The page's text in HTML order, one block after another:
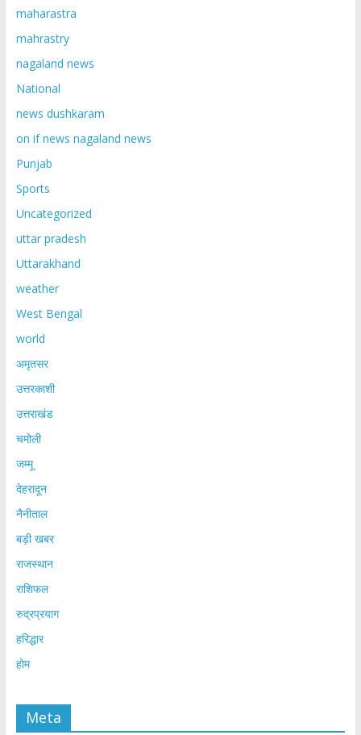
maharastra
mahrastry
nagaland news
National
news dushkaram
on if news nagaland news
Punjab
Sports
Uncategorized
uttar pradesh
Uttarakhand
weather
West Bengal
world
अमृतसर
उत्तरकाशी
उत्तराखंड
चमोली
जम्मू
देहरादून
नैनीताल
बड़ी खबर
राजस्थान
राशिफल
रुद्रप्रयाग
हरिद्धार
होम
Meta